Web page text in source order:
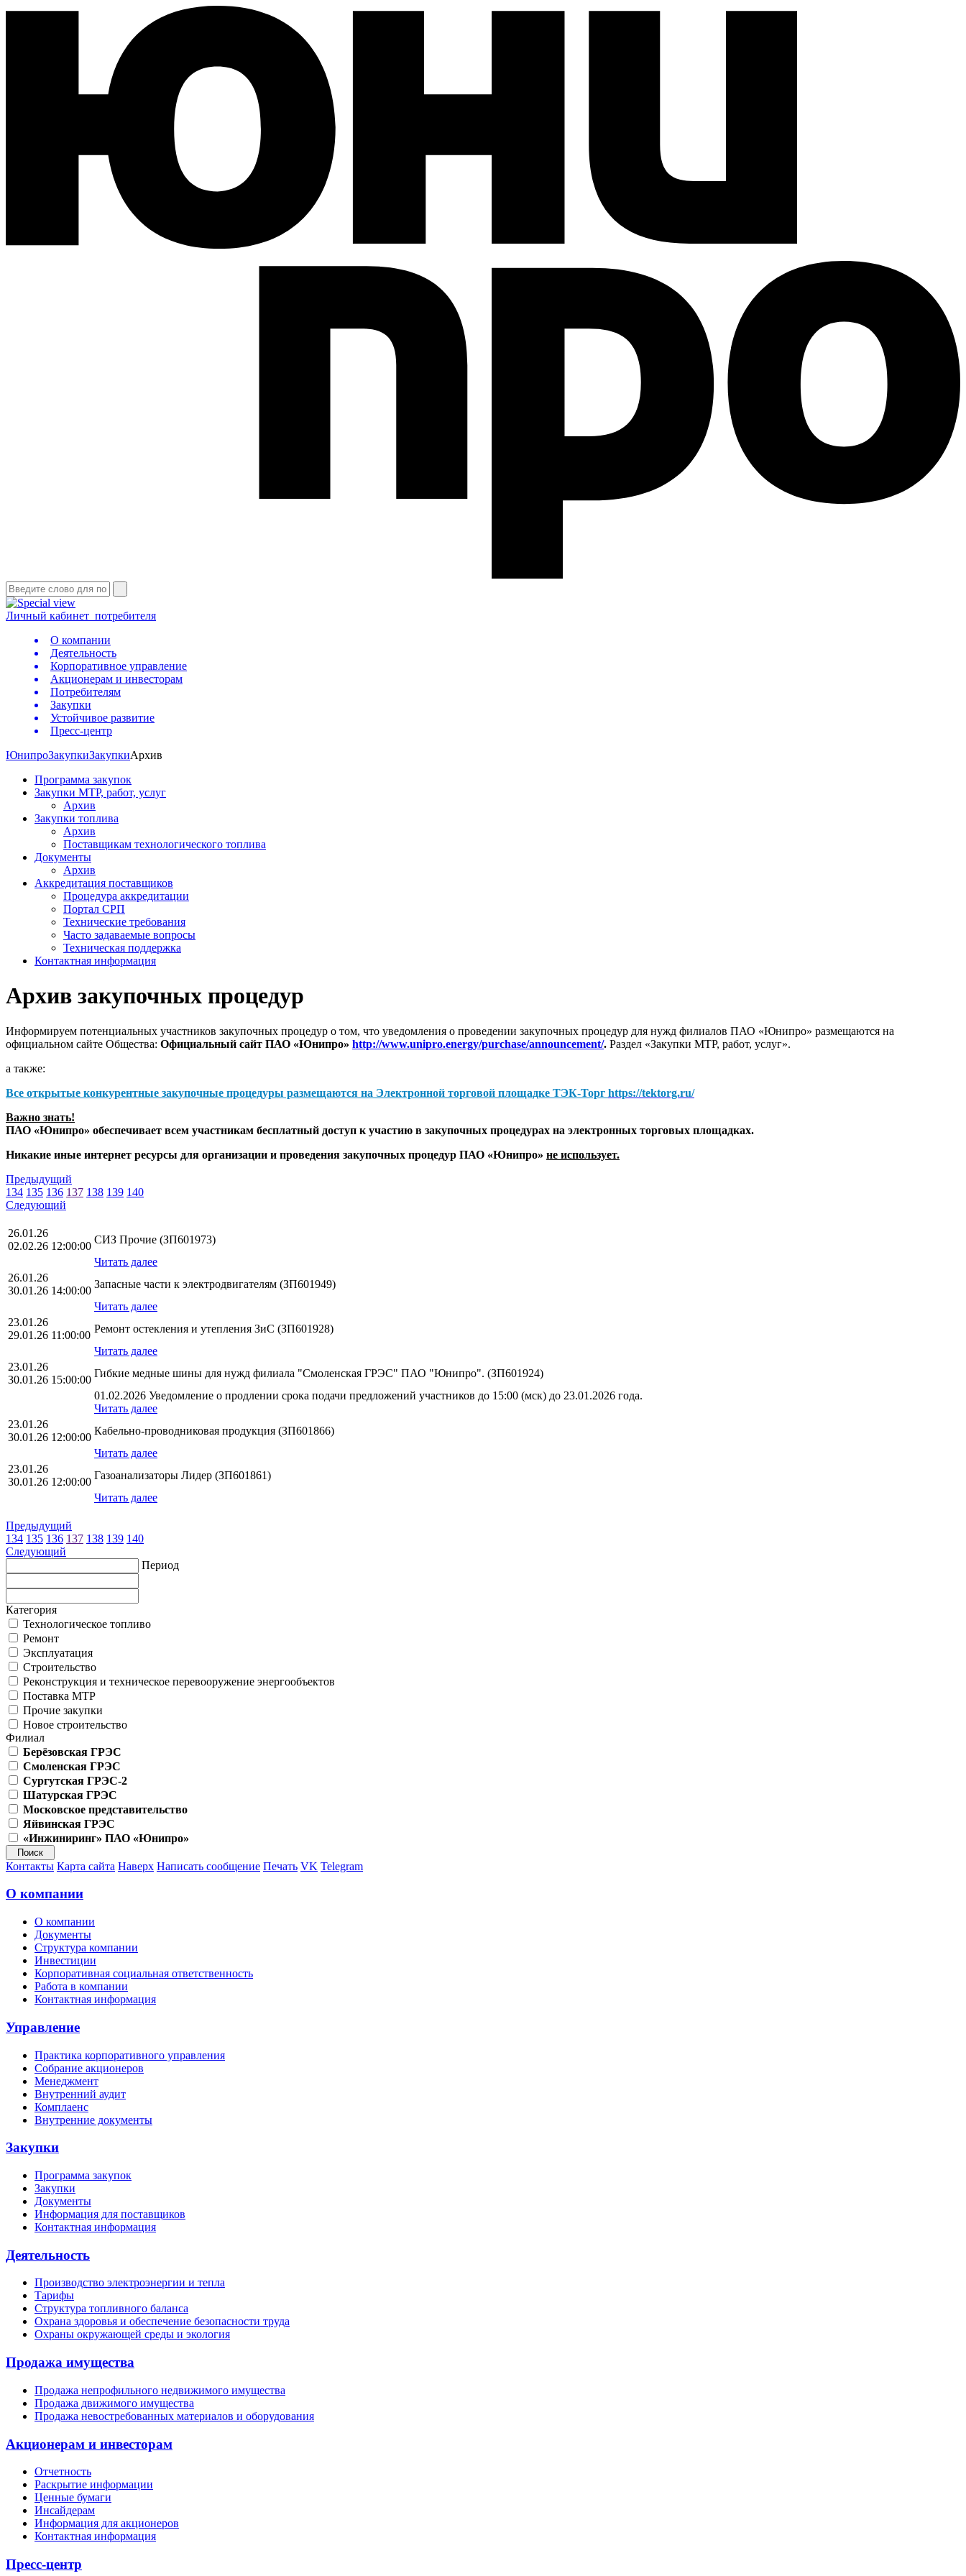
Личный кабинет потребителя
О компании
Деятельность
Корпоративное управление
Акционерам и инвесторам
Потребителям
Закупки
Устойчивое развитие
Пресс-центр
ЮнипроЗакупкиЗакупкиАрхив
Программа закупок
Закупки МТР, работ, услуг
Архив
Закупки топлива
Архив
Поставщикам технологического топлива
Документы
Архив
Аккредитация поставщиков
Процедура аккредитации
Портал СРП
Технические требования
Часто задаваемые вопросы
Техническая поддержка
Контактная информация
Архив закупочных процедур
Информируем потенциальных участников закупочных процедур о том, что уведомления о проведении закупочных процедур для нужд филиалов ПАО «Юнипро» размещаются на
официальном сайте Общества: Официальный сайт ПАО «Юнипро» http://www.unipro.energy/purchase/announcement/. Раздел «Закупки МТР, работ, услуг».
а также:
Все открытые конкурентные закупочные процедуры размещаются на Электронной торговой площадке ТЭК-Торг https://tektorg.ru/
Важно знать!
ПАО «Юнипро» обеспечивает всем участникам бесплатный доступ к участию в закупочных процедурах на электронных торговых площадках.
Никакие иные интернет ресурсы для организации и проведения закупочных процедур ПАО «Юнипро» не использует.
Предыдущий
134 135 136 137 138 139 140
Следующий
26.01.26
02.02.26 12:00:00
СИЗ Прочие (ЗП601973)
Читать далее
26.01.26
30.01.26 14:00:00
Запасные части к электродвигателям (ЗП601949)
Читать далее
23.01.26
29.01.26 11:00:00
Ремонт остекления и утепления ЗиС (ЗП601928)
Читать далее
23.01.26
30.01.26 15:00:00
Гибкие медные шины для нужд филиала "Смоленская ГРЭС" ПАО "Юнипро". (ЗП601924)
01.02.2026 Уведомление о продлении срока подачи предложений участников до 15:00 (мск) до 23.01.2026 года.
Читать далее
23.01.26
30.01.26 12:00:00
Кабельно-проводниковая продукция (ЗП601866)
Читать далее
23.01.26
30.01.26 12:00:00
Газоанализаторы Лидер (ЗП601861)
Читать далее
Предыдущий
134 135 136 137 138 139 140
Следующий
Период
Категория
Технологическое топливо
Ремонт
Эксплуатация
Строительство
Реконструкция и техническое перевооружение энергообъектов
Поставка МТР
Прочие закупки
Новое строительство
Филиал
Берёзовская ГРЭС
Смоленская ГРЭС
Сургутская ГРЭС-2
Шатурская ГРЭС
Московское представительство
Яйвинская ГРЭС
«Инжиниринг» ПАО «Юнипро»
Контакты Карта сайта Наверх Написать сообщение Печать VK Telegram
О компании
О компании
Документы
Структура компании
Инвестиции
Корпоративная социальная ответственность
Работа в компании
Контактная информация
Управление
Практика корпоративного управления
Собрание акционеров
Менеджмент
Внутренний аудит
Комплаенс
Внутренние документы
Закупки
Программа закупок
Закупки
Документы
Информация для поставщиков
Контактная информация
Деятельность
Производство электроэнергии и тепла
Тарифы
Структура топливного баланса
Охрана здоровья и обеспечение безопасности труда
Охраны окружающей среды и экология
Продажа имущества
Продажа непрофильного недвижимого имущества
Продажа движимого имущества
Продажа невостребованных материалов и оборудования
Акционерам и инвесторам
Отчетность
Раскрытие информации
Ценные бумаги
Инсайдерам
Информация для акционеров
Контактная информация
Пресс-центр